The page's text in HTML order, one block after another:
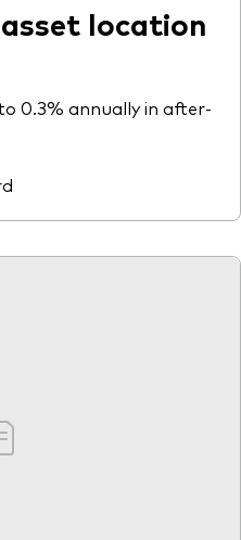
location
0.3% annually in after-